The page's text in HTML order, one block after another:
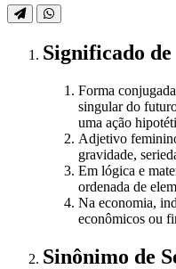
Significado de
Forma
singular do
uma ação
Adjetivo
gravidade,
Em lógica e
ordenada de
Na economia,
econômicos ou
Sinônimo de